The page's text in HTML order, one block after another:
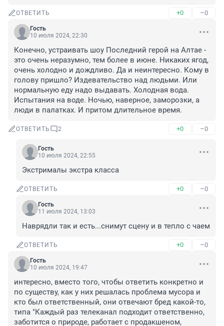
ОТВЕТИТЬ +0 –0
Гость
10 июля 2024, 22:30
Конечно, устраивать шоу Последний герой на Алтае -
это очень неразумно, тем более в июне. Никаких ягод,
очень холодно и дождливо. Да и неинтересно. Кому в
голову пришло? Издевательство над людьми. Или
нормальную еду надо выдавать. Холодная вода.
Испытания на воде. Ночью, наверное, заморозки, а
люди в палатках. И притом длительное время.
ОТВЕТИТЬ 2 +0 –0
Гость
10 июля 2024, 22:55
Экстрималы экстра класса
ОТВЕТИТЬ +0 –0
Гость
11 июля 2024, 13:03
Наврядли так и есть...снимут сцену и в тепло с чаем
ОТВЕТИТЬ +0 –0
Гость
10 июля 2024, 19:47
интересно, вместо того, чтобы ответить конкретно и
по существу, как у них решалась проблема мусора и
кто был ответственный, они отвечают бред какой-то,
типа "Каждый раз телеканал подходит ответственно,
заботится о природе, работает с продакшеном,